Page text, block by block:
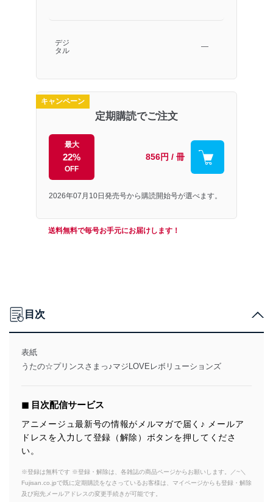
デジ
タル
―
キャンペーン
定期購読でご注文
最大
22%
OFF
856円 / 冊
2026年07月10日発売号から購読開始号が選べます。
送料無料で毎号お手元にお届けします！
目次
表紙
うたの☆プリンスさまっ♪マジLOVEレボリューションズ
◼︎ 目次配信サービス
アニメージュ最新号の情報がメルマガで届く♪ メールア
ドレスを入力して登録（解除）ボタンを押してくださ
い。
※登録は無料です ※登録・解除は、各雑誌の商品ページからお願いします。／~＼
Fujisan.co.jpで既に定期購読をなさっているお客様は、マイページからも登録・解除
及び宛先メールアドレスの変更手続きが可能です。